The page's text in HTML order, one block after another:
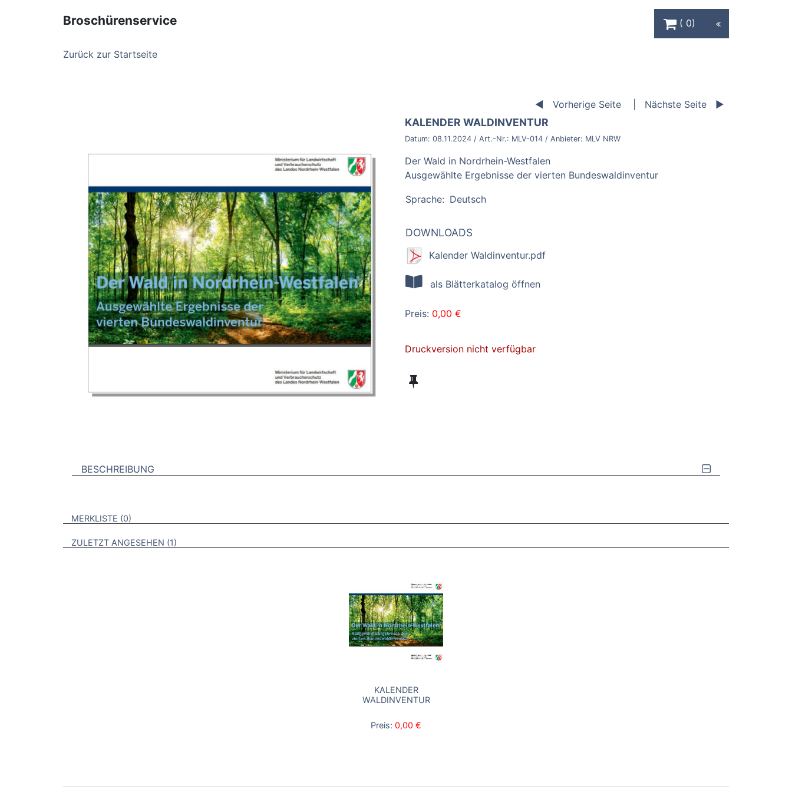
Broschürenservice
0
Zurück zur Startseite
Vorherige Seite Nächste Seite
BROSCHÜRE:
KALENDER WALDINVENTUR
Datum: 08.11.2024 / Art.-Nr.: MLV-014 / Anbieter: MLV NRW
Der Wald in Nordrhein-Westfalen
Ausgewählte Ergebnisse der vierten Bundeswaldinventur
Sprache: Deutsch
DOWNLOADS
Kalender Waldinventur.pdf
als Blätterkatalog öffnen
Preis: 0,00 €
Druckversion nicht verfügbar
BESCHREIBUNG
VERWEISE AUF VERMERKTE- ODER ZULETZT ANGESEHENE BROSCHÜREN
MERKLISTE 0
ZULETZT ANGESEHEN 1
KALENDER
WALDINVENTUR
Preis: 0,00 €